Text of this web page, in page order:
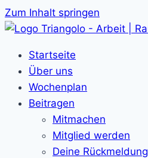
Zum Inhalt springen
Startseite
Über uns
Wochenplan
Beitragen
Mitmachen
Mitglied werden
Deine Rückmeldung